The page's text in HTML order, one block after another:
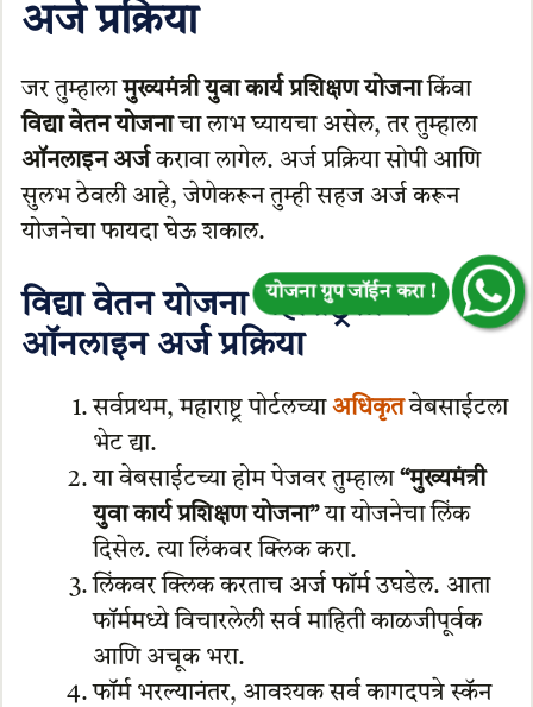
अर्ज प्रक्रिया
जर तुम्हालामुख्यमंत्री युवा कार्य प्रशिक्षण योजनाकिंवा
विद्या वेतन योजनाचा लाभ घ्यायचा असेल, तर तुम्हाला
ऑनलाइन अर्जकरावा लागेल. अर्ज प्रक्रिया सोपी आणि
सुलभ ठेवली आहे, जेणेकरून तुम्ही सहज अर्ज करून
योजनेचा फायदा घेऊ शकाल.
विद्या वेतन योजना महाराष्ट्रसाठी
ऑनलाइन अर्ज प्रक्रिया
सर्वप्रथम, महाराष्ट्र पोर्टलच्या अधिकृतवेबसाईटला
भेट द्या.
या वेबसाईटच्या होम पेजवर तुम्हाला “मुख्यमंत्री
युवा कार्य प्रशिक्षण योजना”या योजनेचा लिंक
दिसेल. त्या लिंकवर क्लिक करा.
लिंकवर क्लिक करताच अर्ज फॉर्म उघडेल. आता
फॉर्ममध्ये विचारलेली सर्व माहिती काळजीपूर्वक
आणि अचूक भरा.
फॉर्म भरल्यानंतर, आवश्यक सर्व कागदपत्रे स्कॅन
योजना ग्रुप जॉईन करा !